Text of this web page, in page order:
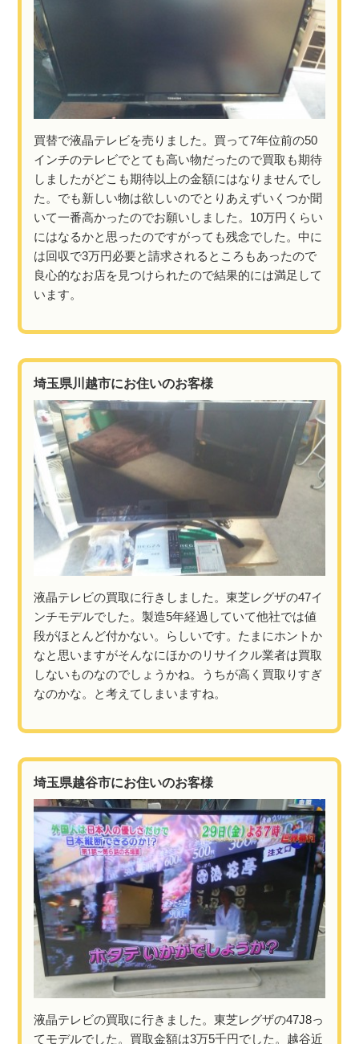
買替で液晶テレビを売りました。買って7年位前の50
インチのテレビでとても高い物だったので買取も期待
しましたがどこも期待以上の金額にはなりませんでし
た。でも新しい物は欲しいのでとりあえずいくつか聞
いて一番高かったのでお願いしました。10万円くらい
にはなるかと思ったのですがっても残念でした。中に
は回収で3万円必要と請求されるところもあったので
良心的なお店を見つけられたので結果的には満足して
います。
埼玉県川越市にお住いのお客様
液晶テレビの買取に行きしました。東芝レグザの47イ
ンチモデルでした。製造5年経過していて他社では値
段がほとんど付かない。らしいです。たまにホントか
なと思いますがそんなにほかのリサイクル業者は買取
しないものなのでしょうかね。うちが高く買取りすぎ
なのかな。と考えてしまいますね。
埼玉県越谷市にお住いのお客様
液晶テレビの買取に行きました。東芝レグザの47J8っ
てモデルでした。買取金額は3万5千円でした。越谷近